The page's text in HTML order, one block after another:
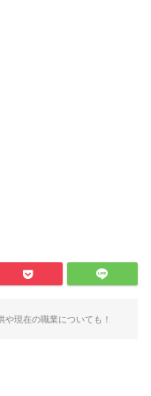
や現在の職業についても！